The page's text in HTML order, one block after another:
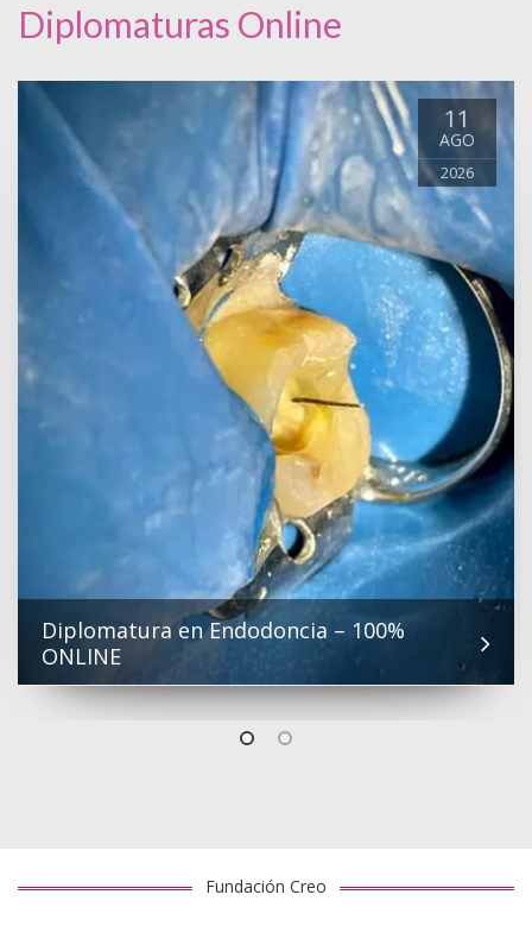
Diplomaturas Online
2026
11
AGO
Diplomatura en Endodoncia – 100%
ONLINE
Fundación Creo